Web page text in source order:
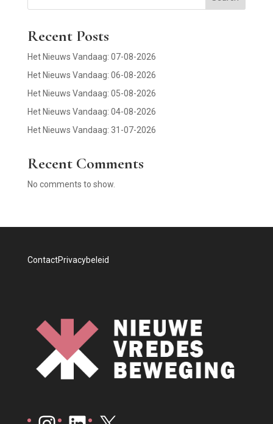
Recent Posts
Het Nieuws Vandaag: 07-08-2026
Het Nieuws Vandaag: 06-08-2026
Het Nieuws Vandaag: 05-08-2026
Het Nieuws Vandaag: 04-08-2026
Het Nieuws Vandaag: 31-07-2026
Recent Comments
No comments to show.
ContactPrivacybeleid